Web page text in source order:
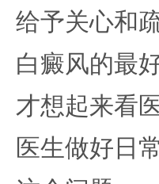
给予关心和
白癜风的最
才想起来看
医生做好日